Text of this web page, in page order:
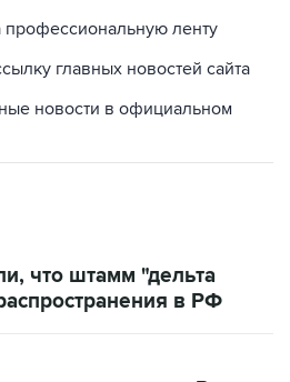
профессиональную ленту
главных новостей сайта
новости в официальном
что штамм "дельта
в РФ